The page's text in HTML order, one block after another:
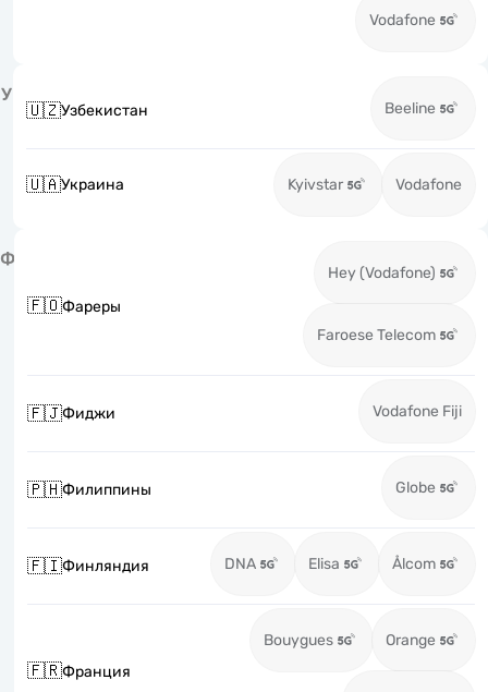
Vodafone
У
🇺🇿Узбекистан Beeline
🇺🇦Украина Kyivstar Vodafone
Ф
🇫🇴Фареры
Hey (Vodafone)
Faroese Telecom
🇫🇯Фиджи Vodafone Fiji
🇵🇭Филиппины Globe
🇫🇮Финляндия DNA Elisa Ålcom
🇫🇷Франция
Bouygues Orange